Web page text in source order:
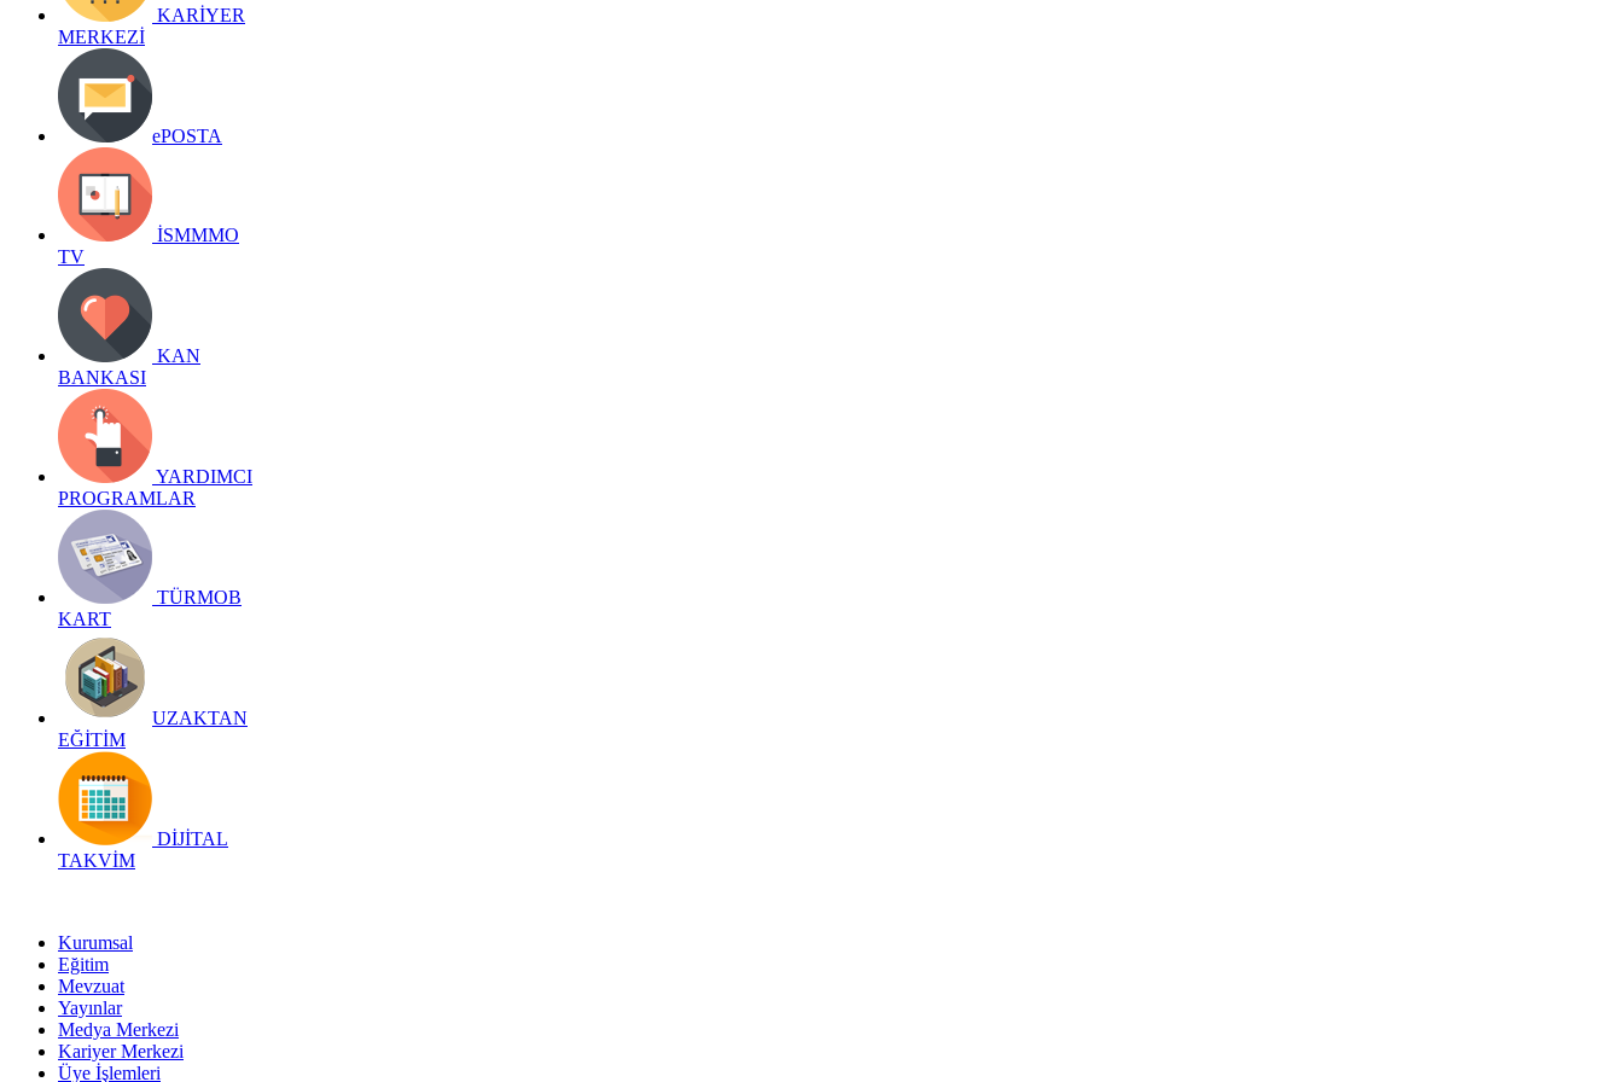
KARİYER
MERKEZİ
ePOSTA
İSMMMO
TV
KAN
BANKASI
YARDIMCI
PROGRAMLAR
TÜRMOB
KART
UZAKTAN
EĞİTİM
DİJİTAL
TAKVİM
Kurumsal
Eğitim
Mevzuat
Yayınlar
Medya Merkezi
Kariyer Merkezi
Üye İşlemleri